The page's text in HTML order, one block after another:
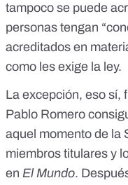
tampoco se puede
personas tengan
acreditados en
como les exige la ley.
La excepción, eso sí,
Pablo Romero
aquel momento de la
miembros titulares y
en El Mundo.